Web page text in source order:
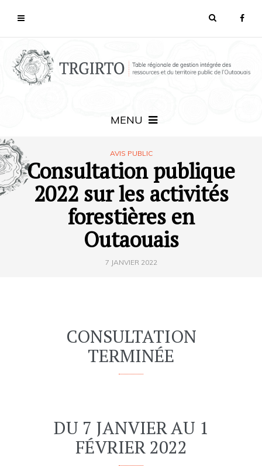
MENU
AVIS PUBLIC
Consultation publique
2022 sur les activités
forestières en
Outaouais
7 JANVIER 2022
CONSULTATION
TERMINÉE
DU 7 JANVIER AU 1
FÉVRIER 2022